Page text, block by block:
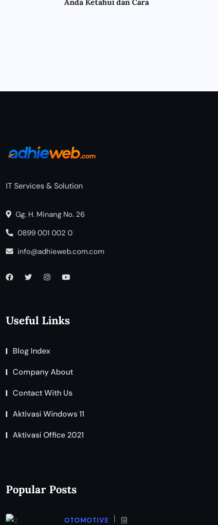
Anda Ketahui dan Cara
IT Services & Solution
Gg. H. Minang No. 26
0899 001 002 0
info@adhieweb.com.com
Useful Links
Blog Index
Company About
Contact With Us
Aktivasi Windows 11
Aktivasi Office 2021
Popular Posts
OTOMOTIVE